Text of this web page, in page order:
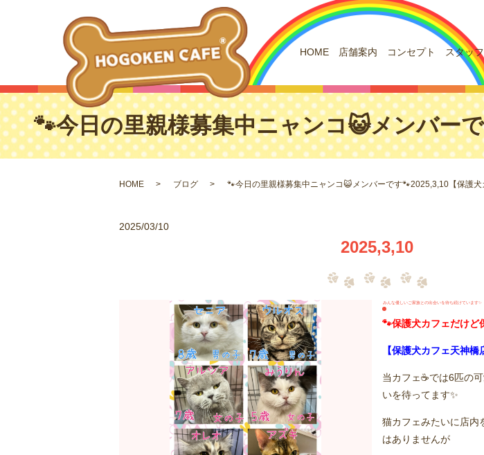
HOME 店舗案内 コンセプト スタッ
🐾今日の里親様募集中ニャンコ😺メンバー
HOME ブログ 🐾今日の里親様募集中ニャンコ😺メンバーです🐾2025,3,10【保護犬
2025/03/10
2025,3,10
みんな優しいご家族との出会いを待ち続けています✨
🐾保護犬カフェだけど
【保護犬カフェ天神
当カフェ☕️では6匹の
いを待ってます✨
猫カフェみたいに店内
はありませんが